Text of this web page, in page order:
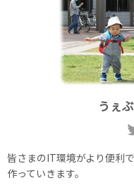
うぇ
皆さまのIT環境がより便利
作っていきます。